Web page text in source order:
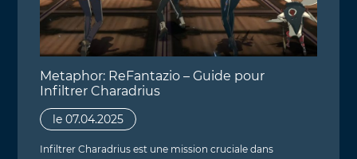
Metaphor: ReFantazio – Guide pour
Infiltrer Charadrius
le 07.04.2025
Infiltrer Charadrius est une mission cruciale dans